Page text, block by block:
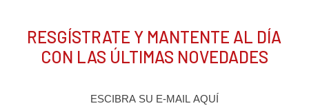
RESGÍSTRATE Y MANTENTE AL DÍA
CON LAS ÚLTIMAS NOVEDADES